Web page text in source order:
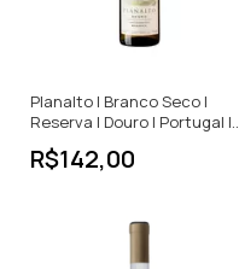
Planalto | Branco Seco |
Reserva | Douro | Portugal |
R$142,00